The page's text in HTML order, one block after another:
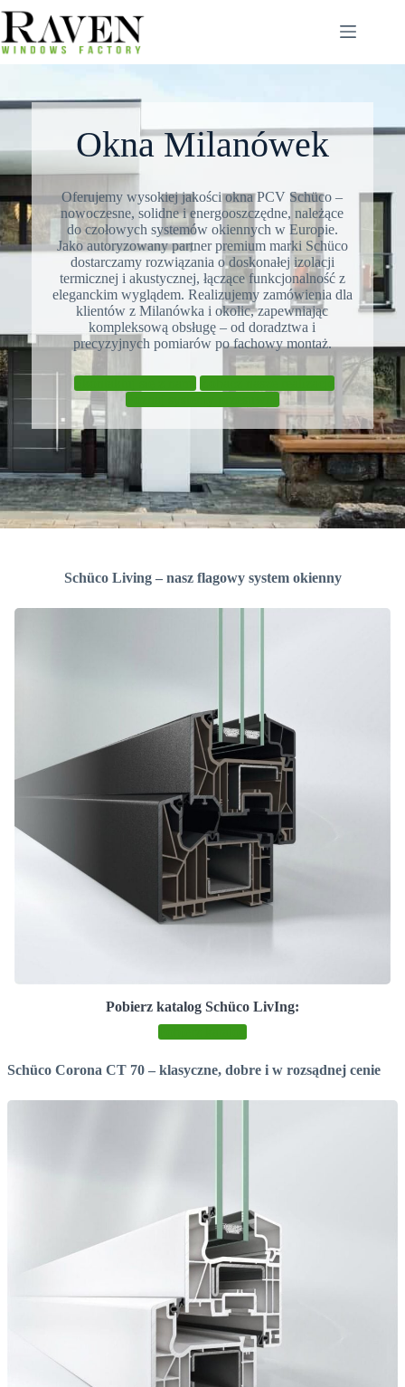
do
treści
Okna Milanówek
Oferujemy wysokiej jakości okna PCV Schüco –
nowoczesne, solidne i energooszczędne, należące
do czołowych systemów okiennych w Europie.
Jako autoryzowany partner premium marki Schüco
dostarczamy rozwiązania o doskonałej izolacji
termicznej i akustycznej, łączące funkcjonalność z
eleganckim wyglądem. Realizujemy zamówienia dla
klientów z Milanówka i okolic, zapewniając
kompleksową obsługę – od doradztwa i
precyzyjnych pomiarów po fachowy montaż.
Schüco Living – nasz flagowy system okienny
Pobierz katalog Schüco LivIng:
Schüco Corona CT 70 – klasyczne, dobre i w rozsądnej cenie